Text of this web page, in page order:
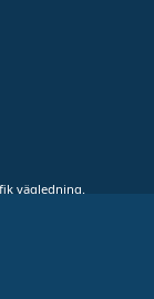
vägledning.